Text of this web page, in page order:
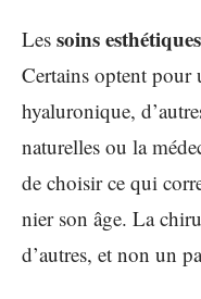
Les soins esthétiques
Certains optent pour
hyaluronique,
naturelles ou la
de choisir ce qui
nier son âge. La
d’autres, et non un